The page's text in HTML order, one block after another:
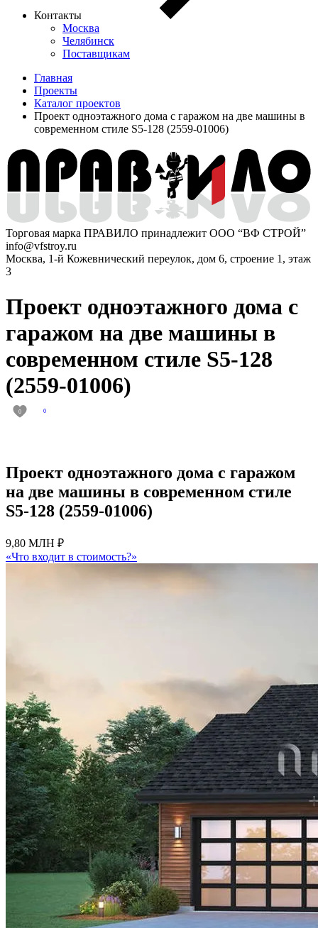
Контакты
Москва
Челябинск
Поставщикам
Главная
Проекты
Каталог проектов
Проект одноэтажного дома с гаражом на две машины в
современном стиле S5-128 (2559-01006)
Торговая марка ПРАВИЛО принадлежит ООО “ВФ СТРОЙ”
info@vfstroy.ru
Москва, 1-й Кожевнический переулок, дом 6, строение 1, этаж
3
Проект одноэтажного дома с
гаражом на две машины в
современном стиле S5-128
(2559-01006)
0 0
Проект одноэтажного дома с гаражом
на две машины в современном стиле
S5-128 (2559-01006)
9,80 МЛН ₽
«Что входит в стоимость?»